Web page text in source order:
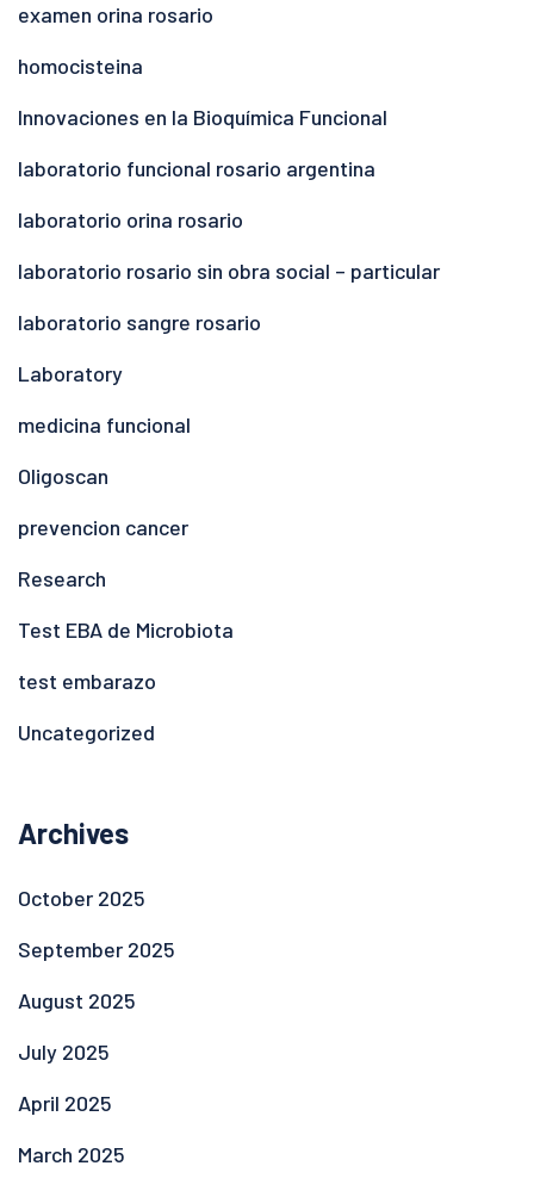
examen orina rosario
homocisteina
Innovaciones en la Bioquímica Funcional
laboratorio funcional rosario argentina
laboratorio orina rosario
laboratorio rosario sin obra social – particular
laboratorio sangre rosario
Laboratory
medicina funcional
Oligoscan
prevencion cancer
Research
Test EBA de Microbiota
test embarazo
Uncategorized
Archives
October 2025
September 2025
August 2025
July 2025
April 2025
March 2025